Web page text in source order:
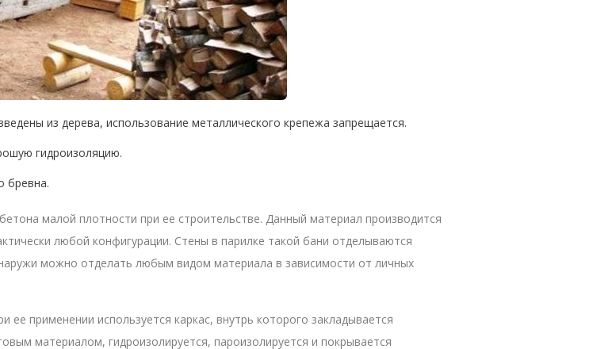
из дерева, использование металлического крепежа запрещается.
гидроизоляцию.
бревна.
малой плотности при ее строительстве. Данный материал производится
любой конфигурации. Стены в парилке такой бани отделываются
можно отделать любым видом материала в зависимости от личных
ее применении используется каркас, внутрь которого закладывается
материалом, гидроизолируется, пароизолируется и покрывается